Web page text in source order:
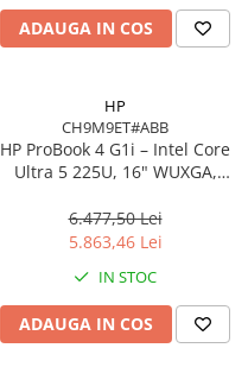
ADAUGA IN COS
HP
CH9M9ET#ABB
HP ProBook 4 G1i – Intel Core
Ultra 5 225U, 16" WUXGA,
FreeDOS
6.477,50 Lei
5.863,46 Lei
IN STOC
ADAUGA IN COS